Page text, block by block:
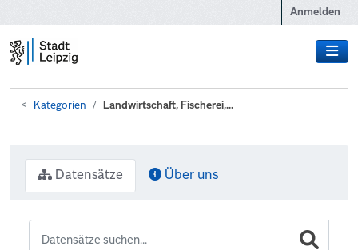
Anmelden
Kategorien Landwirtschaft, Fischerei,...
Datensätze Über uns